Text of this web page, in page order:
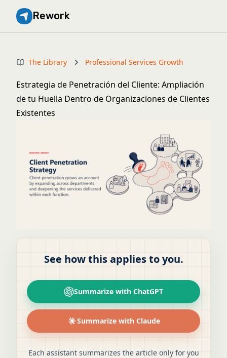
Rework
The Library Professional Services Growth
Estrategia de Penetración del Cliente: Ampliación
de tu Huella Dentro de Organizaciones de Clientes
Existentes
See how this applies to you.
Summarize with ChatGPT
Summarize with Claude
Each assistant summarizes the article only for you